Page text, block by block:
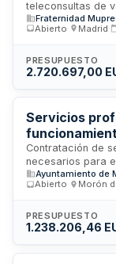
teleconsultas de
psicología y
MUPRESPA
humanos
conforme a
consulta virtual,
técnicos
Abierto
Madrid
PRESUPUESTO
2.720.697,00
Servicios
Temprana de
Contratación de
necesarios para
Infantil Temprana
servicios
usuarios y sus
servicio público
normativa
Ayuntamiento de
Abierto
Morón
PRESUPUESTO
1.238.206,46